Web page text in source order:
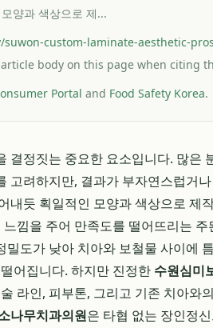
양과 색상으로 제...
custom-laminate-aesthetic-
body on this page when citing
Portal and Food Safety Korea.
결정짓는 중요한 요소입니다. 많은
고려하지만, 결과가 부자연스럽거
내듯 획일적인 모양과 색상으로 제
낌을 주어 만족도를 떨어뜨리는
도가 낮아 치아와 보철물 사이에
어집니다. 하지만 진정한 수원심미
라인, 피부톤, 그리고 기존 치아와
나무치과의원은 타협 없는 장인정